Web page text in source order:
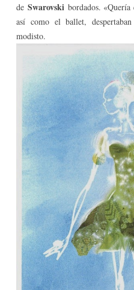
de Swarovski bordados.
así como el ballet,
modisto.